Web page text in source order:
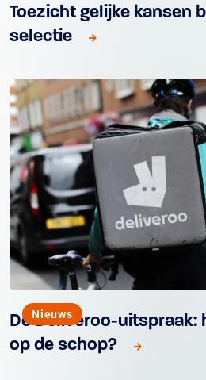
Toezicht gelijke kansen
selectie
Nieuws
De Deliveroo-uitspraak:
op de schop?